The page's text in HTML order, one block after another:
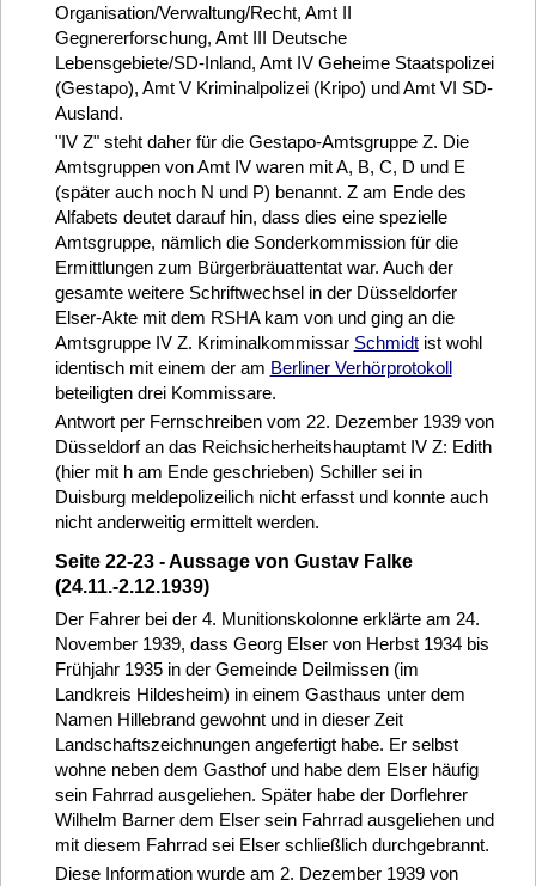
Organisation/Verwaltung/Recht, Amt II
Gegnererforschung, Amt III Deutsche
Lebensgebiete/SD-Inland, Amt IV Geheime Staatspolizei
(Gestapo), Amt V Kriminalpolizei (Kripo) und Amt VI SD-
Ausland.
"IV Z" steht daher für die Gestapo-Amtsgruppe Z. Die
Amtsgruppen von Amt IV waren mit A, B, C, D und E
(später auch noch N und P) benannt. Z am Ende des
Alfabets deutet darauf hin, dass dies eine spezielle
Amtsgruppe, nämlich die Sonderkommission für die
Ermittlungen zum Bürgerbräuattentat war. Auch der
gesamte weitere Schriftwechsel in der Düsseldorfer
Elser-Akte mit dem RSHA kam von und ging an die
Amtsgruppe IV Z. Kriminalkommissar Schmidtist wohl
identisch mit einem der am Berliner Verhörprotokoll
beteiligten drei Kommissare.
Antwort per Fernschreiben vom 22. Dezember 1939 von
Düsseldorf an das Reichsicherheitshauptamt IV Z: Edith
(hier mit h am Ende geschrieben) Schiller sei in
Duisburg meldepolizeilich nicht erfasst und konnte auch
nicht anderweitig ermittelt werden.
Seite 22-23 - Aussage von Gustav Falke
(24.11.-2.12.1939)
Der Fahrer bei der 4. Munitionskolonne erklärte am 24.
November 1939, dass Georg Elser von Herbst 1934 bis
Frühjahr 1935 in der Gemeinde Deilmissen (im
Landkreis Hildesheim) in einem Gasthaus unter dem
Namen Hillebrand gewohnt und in dieser Zeit
Landschaftszeichnungen angefertigt habe. Er selbst
wohne neben dem Gasthof und habe dem Elser häufig
sein Fahrrad ausgeliehen. Später habe der Dorflehrer
Wilhelm Barner dem Elser sein Fahrrad ausgeliehen und
mit diesem Fahrrad sei Elser schließlich durchgebrannt.
Diese Information wurde am 2. Dezember 1939 von